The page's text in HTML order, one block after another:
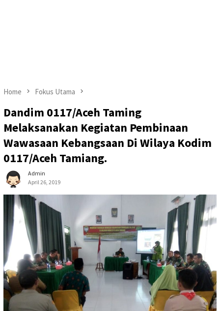
Home Fokus Utama
Dandim 0117/Aceh Taming
Melaksanakan Kegiatan Pembinaan
Wawasaan Kebangsaan Di Wilaya Kodim
0117/Aceh Tamiang.
Admin
April 26, 2019